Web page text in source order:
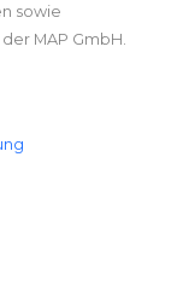
sowie
der MAP GmbH.